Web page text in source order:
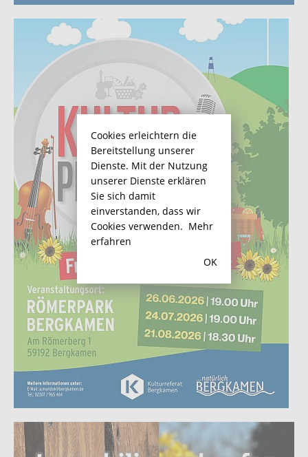
Cookies erleichtern die
Bereitstellung unserer
Dienste. Mit der Nutzung
unserer Dienste erklären
Sie sich damit
einverstanden, dass wir
Cookies verwenden. Mehr
erfahren
OK